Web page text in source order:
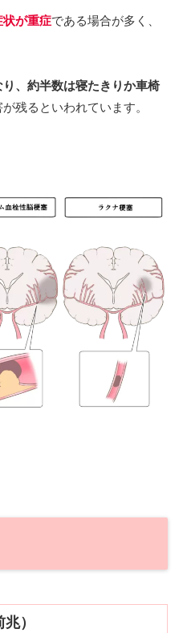
状が重症である場合が多く、
、約半数は寝たきりか車椅
残るといわれています。
）